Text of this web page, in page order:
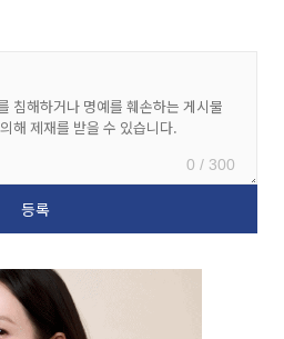
0 / 300